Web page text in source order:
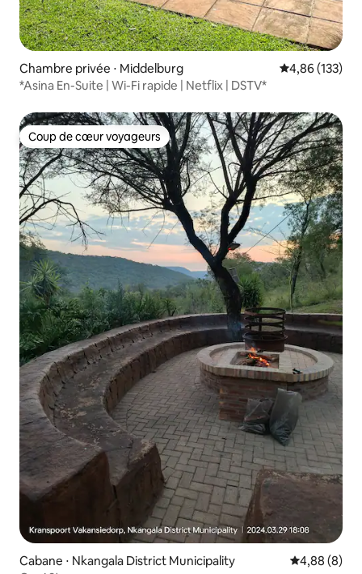
Chambre privée ⋅ Middelburg Évaluation
4,86 (133)
*Asina En-Suite | Wi-Fi rapide | Netflix | DSTV*
Coup de cœur voyageurs
Coup de cœur voyageurs
Cabane ⋅ Nkangala District Municipality Évaluation
4,88 (8)